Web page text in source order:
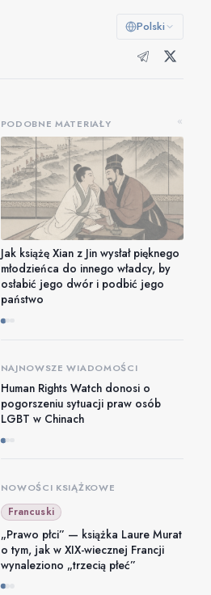
Polski
«
PODOBNE MATERIAŁY
Jak książę Xian z Jin wysłał pięknego
młodzieńca do innego władcy, by
osłabić jego dwór i podbić jego
państwo
NAJNOWSZE WIADOMOŚCI
Human Rights Watch donosi o
pogorszeniu sytuacji praw osób
LGBT w Chinach
NOWOŚCI KSIĄŻKOWE
Francuski
„Prawo płci” — książka Laure Murat
o tym, jak w XIX-wiecznej Francji
wynaleziono „trzecią płeć”